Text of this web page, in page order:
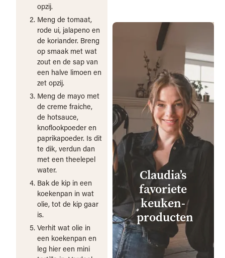
opzij.
Meng de tomaat,
rode ui, jalapeno en
de koriander. Breng
op smaak met wat
zout en de sap van
een halve limoen en
zet opzij.
Meng de mayo met
de creme fraiche,
de hotsauce,
knoflookpoeder en
paprikapoeder. Is dit
te dik, verdun dan
met een theelepel
water.
Bak de kip in een
koekenpan in wat
olie, tot de kip gaar
is.
Verhit wat olie in
een koekenpan en
leg hier een mini
Claudia’s
favoriete
keuken­
producten